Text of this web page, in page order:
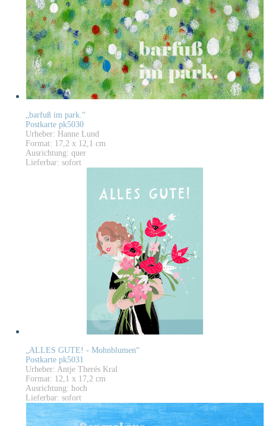
„barfuß im park.“
Postkarte pk5030
Urheber: Hanne Lund
Format: 17,2 x 12,1 cm
Ausrichtung: quer
Lieferbar: sofort
„ALLES GUTE! - Mohnblumen“
Postkarte pk5031
Urheber: Antje Therés Kral
Format: 12,1 x 17,2 cm
Ausrichtung: hoch
Lieferbar: sofort